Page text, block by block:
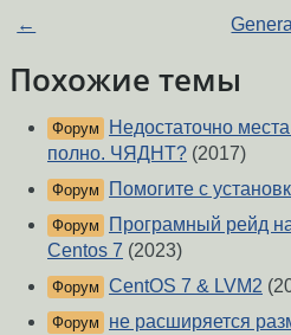
← General
Похожие темы
Форум
Недостаточно
полно. ЧЯДНТ? (2017)
Форум Помогите с
Форум
Програмный рейд
Centos 7 (2023)
Форум CentOS 7 & LVM2
Форум
не расширяется